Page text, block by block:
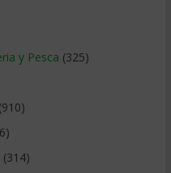
y Pesca (325)
(910)
(314)